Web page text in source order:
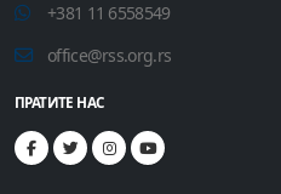
+381 11 6558549
office@rss.org.rs
ПРАТИТЕ НАС